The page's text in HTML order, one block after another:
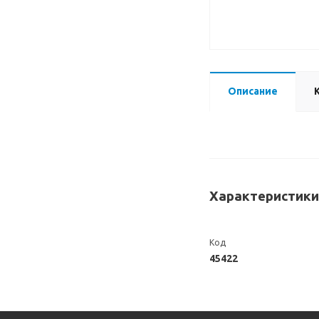
Описание
Характеристики
Код
45422